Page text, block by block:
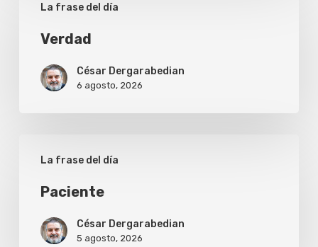
La frase del día
Verdad
César Dergarabedian
6 agosto, 2026
La frase del día
Paciente
César Dergarabedian
5 agosto, 2026